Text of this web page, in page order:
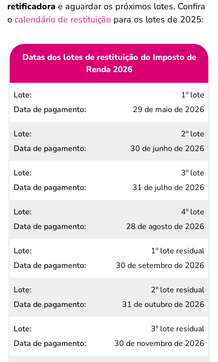
retificadora e aguardar os próximos lotes. Confira
o calendário de restituição para os lotes de 2025:
Datas dos lotes de restituição do Imposto de
Renda 2026
Lote
Data de
1º lote
29 de maio de 2026
2º lote
30 de junho de 2026
3º lote
31 de julho de 2026
4º lote
28 de agosto de 2026
1º lote residual
30 de setembro de 2026
2º lote residual
31 de outubro de 2026
3º lote residual
30 de novembro de 2026